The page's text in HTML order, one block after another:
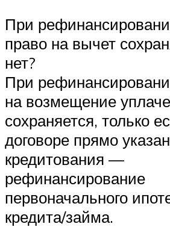
При
право на вычет
нет?
При
на возмещение
сохраняется, только
договоре прямо
кредитования —
рефинансирование
первоначального
кредита/займа.